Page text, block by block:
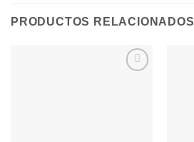
PRODUCTOS RELACIONADOS